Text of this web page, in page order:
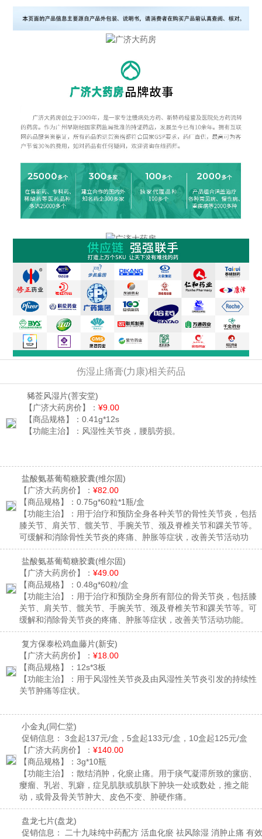
伤湿止痛膏(力康)相关药品
豨莶风湿片(菩安堂)
【广济大药房价】： ¥9.00
【商品规格】： 0.41g*12s
【功能主治】： 风湿性关节炎，腰肌劳损。
盐酸氨基葡萄糖胶囊(维尔固)
【广济大药房价】： ¥82.00
【商品规格】： 0.75g*60粒*1瓶/盒
【功能主治】： 用于治疗和预防全身各种关节的骨性关节炎，包括
膝关节、肩关节、髋关节、手腕关节、颈及脊椎关节和踝关节等。
可缓解和消除骨性关节炎的疼痛、肿胀等症状，改善关节活动功
能。
盐酸氨基葡萄糖胶囊(维尔固)
【广济大药房价】： ¥49.00
【商品规格】： 0.48g*60粒/盒
【功能主治】： 用于治疗和预防全身所有部位的骨关节炎，包括膝
关节、肩关节、髋关节、手腕关节、颈及脊椎关节和踝关节等。可
缓解和消除骨关节炎的疼痛、肿胀等症状，改善关节活动功能。
复方保泰松鸡血藤片(新安)
【广济大药房价】： ¥18.00
【商品规格】： 12s*3板
【功能主治】： 用于风湿性关节炎及由风湿性关节炎引发的持续性
关节肿痛等症状。
小金丸(同仁堂)
促销信息：
3盒起137元/盒，5盒起133元/盒，10盒起125元/盒
【广济大药房价】： ¥140.00
【商品规格】： 3g*10瓶
【功能主治】： 散结消肿，化瘀止痛。用于痰气凝滞所致的瘰疬、
瘿瘤、乳岩、乳癖，症见肌肤或肌肤下肿块一处或数处，推之能
动，或骨及骨关节肿大、皮色不变、肿硬作痛。
盘龙七片(盘龙)
促销信息：
二十九味纯中药配方 活血化瘀 祛风除湿 消肿止痛 有效